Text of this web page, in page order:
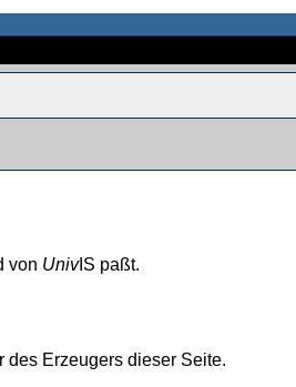
von UnivIS paßt.
des Erzeugers dieser Seite.